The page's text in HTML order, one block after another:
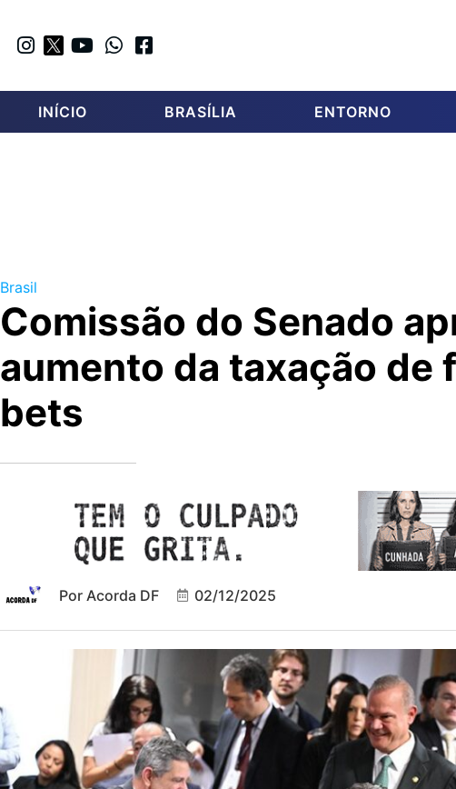
INÍCIO BRASÍLIA ENTORNO
Brasil
Comissão do Senado
aumento da taxação de
bets
Por Acorda DF 02/12/2025